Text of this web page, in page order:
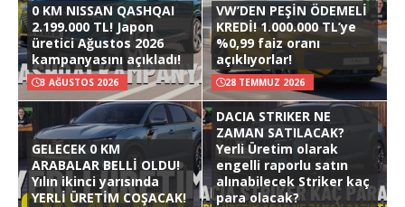
0 KM NISSAN QASHQAI
2.199.000 TL! Japon
üretici Ağustos 2026
kampanyasını açıkladı!
3 AĞUSTOS 2026
VW’DEN PEŞİN ÖDEMELİ
KREDİ! 1.000.000 TL’ye
%0,99 faiz oranı
açıklıyorlar!
28 TEMMUZ 2026
GELECEK 0 KM
ARABALAR BELLİ OLDU!
Yılın ikinci yarısında
YERLİ ÜRETİM COŞACAK!
DACIA STRIKER NE
ZAMAN SATILACAK?
Yerli Üretim olarak
engelli raporlu satın
alınabilecek Striker kaç
para olacak?